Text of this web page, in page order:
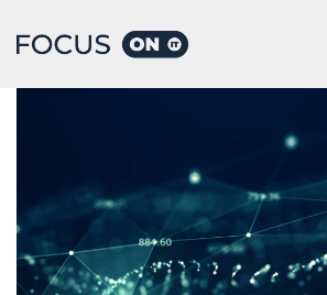
Home Datacenter Infrastruktur